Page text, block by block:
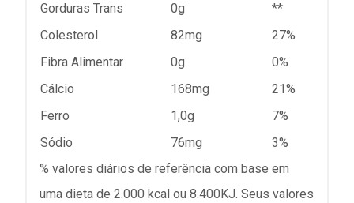
Gorduras Trans
0g
**
Colesterol
82mg
27%
Fibra Alimentar
0g
0%
Cálcio
168mg
21%
Ferro
1,0g
7%
Sódio
76mg
3%
% valores diários de referência com base em
uma dieta de 2.000 kcal ou 8.400KJ. Seus valores